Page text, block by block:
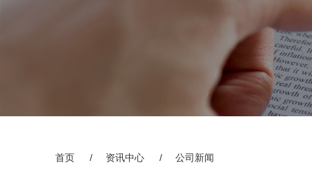
首页 / 资讯中心 / 公司新闻